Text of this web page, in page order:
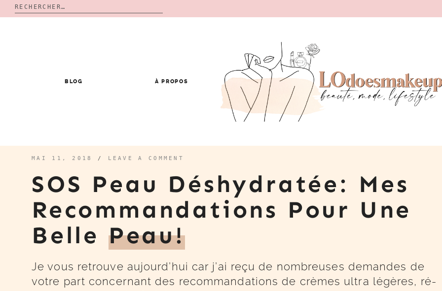
Rechercher :
BLOG À PROPOS
MAI 11, 2018 / LEAVE A COMMENT
SOS Peau Déshydratée: Mes
Recommandations Pour Une
Belle Peau!
Je vous retrouve aujourd’hui car j’ai reçu de nombreuses demandes de
votre part concernant des recommandations de crèmes ultra légères, ré-